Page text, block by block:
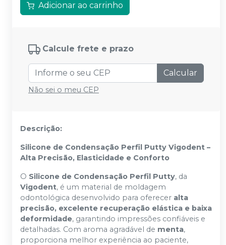
Adicionar ao carrinho
Calcule frete e prazo
Calcular
Não sei o meu CEP
Descrição:
Silicone de Condensação Perfil Putty Vigodent –
Alta Precisão, Elasticidade e Conforto
O Silicone de Condensação Perfil Putty, da
Vigodent, é um material de moldagem
odontológica desenvolvido para oferecer alta
precisão, excelente recuperação elástica e baixa
deformidade, garantindo impressões confiáveis e
detalhadas. Com aroma agradável de menta,
proporciona melhor experiência ao paciente,